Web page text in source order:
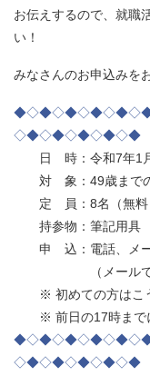
お伝えするので、就職
い！
みなさんのお申込みを
◇◆◇◆◇◆◇◆◇◆
日 時：令和7年1月
対 象：49歳までの
定 員：8名（無料
持参物：筆記用具
申 込：電話、メー
（メールでの
※ 初めての方はこう
※ 前日の17時までに
◇◆◇◆◇◆◇◆◇◆